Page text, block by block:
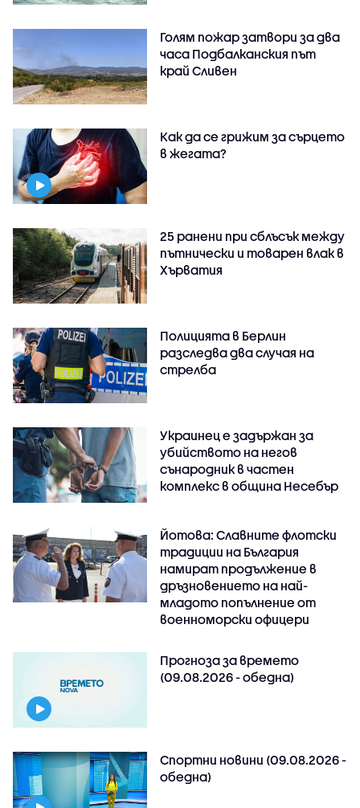
Голям пожар затвори за два
часа Подбалканския път
край Сливен
Как да се грижим за сърцето
в жегата?
25 ранени при сблъсък между
пътнически и товарен влак в
Хърватия
Полицията в Берлин
разследва два случая на
стрелба
Украинец е задържан за
убийството на негов
сънародник в частен
комплекс в община Несебър
Йотова: Славните флотски
традиции на България
намират продължение в
дръзновението на най-
младото попълнение от
военноморски офицери
Прогноза за времето
(09.08.2026 - обедна)
Спортни новини (09.08.2026 -
обедна)